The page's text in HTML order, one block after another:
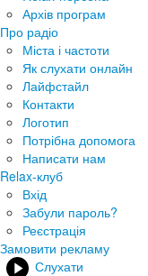
Архів програм
Про радіо
Міста і частоти
Як слухати онлайн
Лайфстайл
Контакти
Логотип
Потрібна допомога
Написати нам
Relax-клуб
Вхід
Забули пароль?
Реєстрація
Замовити рекламу
Слухати